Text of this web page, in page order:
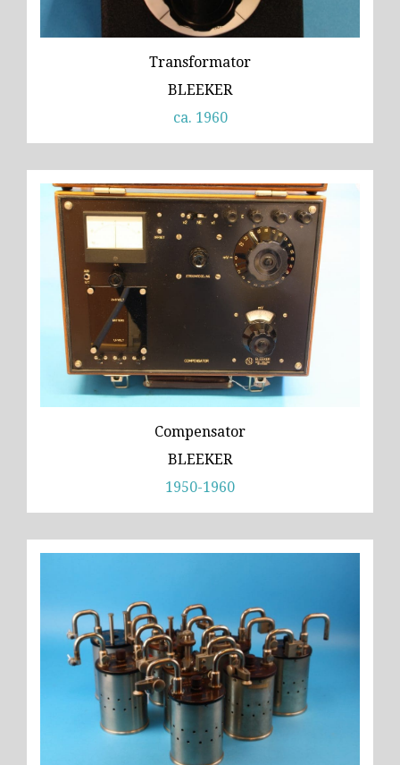
Transformator
BLEEKER
ca. 1960
Compensator
BLEEKER
1950-1960